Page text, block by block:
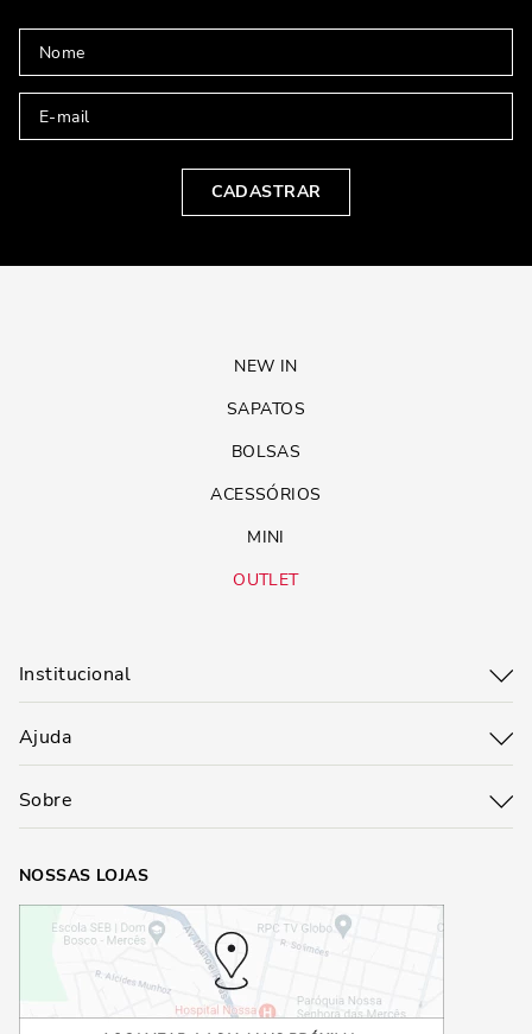
CADASTRAR
NEW IN
SAPATOS
BOLSAS
ACESSÓRIOS
MINI
OUTLET
Institucional
Ajuda
Sobre
NOSSAS LOJAS